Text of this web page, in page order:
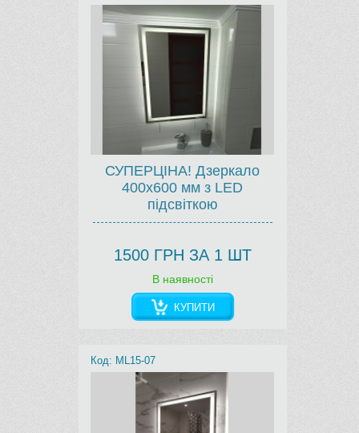
СУПЕРЦІНА! Дзеркало
400х600 мм з LED
підсвіткою
1500 ГРН ЗА 1 ШТ
В наявності
КУПИТИ
Код: ML15-07